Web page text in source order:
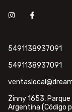
5491138937091
5491138937091
Zinny 1653,
Argentina (Código